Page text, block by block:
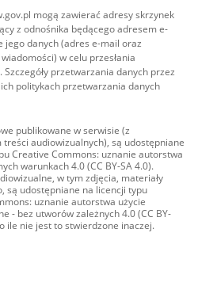
mogą zawierać adresy skrzynek
z odnośnika będącego adresem e-
jego danych (adres e-mail oraz
w celu przesłania
przetwarzania danych przez
politykach przetwarzania danych
publikowane w serwisie (z
treści audiowizualnych), są udostępniane
Creative Commons: uznanie autorstwa
warunkach 4.0 (CC BY-SA 4.0).
w tym zdjęcia, materiały
są udostępniane na licencji typu
uznanie autorstwa użycie
- bez utworów zależnych 4.0 (CC BY-
ile nie jest to stwierdzone inaczej.